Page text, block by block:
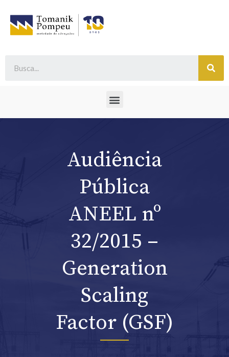
Audiência
Pública
ANEEL nº
32/2015 –
Generation
Scaling
Factor (GSF)